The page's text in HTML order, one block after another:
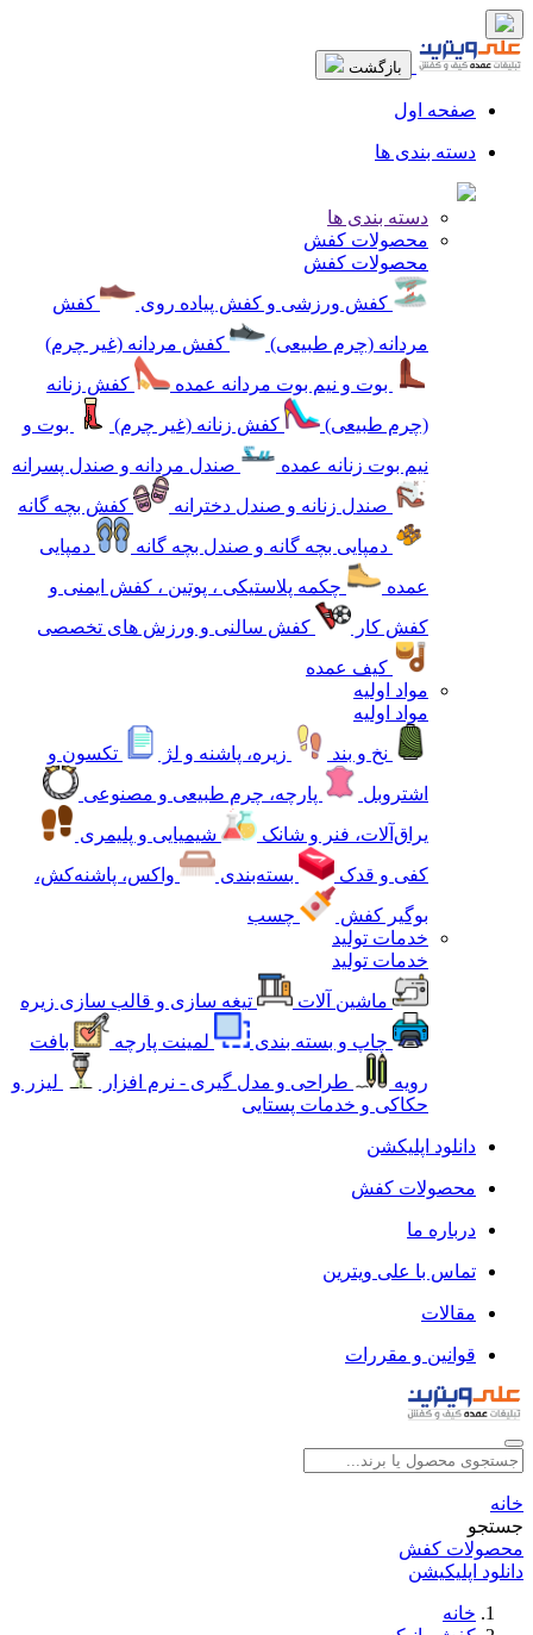
بازگشت
صفحه اول
دسته بندی ها
دسته بندی ها
محصولات کفش
محصولات کفش
کفش ورزشی و کفش پیاده روی
کفش
مردانه (چرم طبیعی)
کفش مردانه (غیر چرم)
بوت و نیم بوت مردانه عمده
کفش زنانه
(چرم طبیعی)
کفش زنانه (غیر چرم)
بوت و
نیم بوت زنانه عمده
صندل مردانه و صندل پسرانه
صندل زنانه و صندل دخترانه
کفش بچه گانه
دمپایی بچه گانه و صندل بچه گانه
دمپایی
عمده
چکمه پلاستیکی ، پوتین ، کفش ایمنی و
کفش کار
کفش سالنی و ورزش های تخصصی
کیف عمده
مواد اولیه
مواد اولیه
نخ و بند
زیره، پاشنه و لژ
تکسون و
اشتروبل
پارچه، چرم طبیعی و مصنوعی
یراق‌آلات، فنر و شانک
شیمیایی و پلیمری
کفی و قدک
بسته‌بندی
واکس، پاشنه‌کش،
بوگیر کفش
چسب
خدمات تولید
خدمات تولید
ماشین آلات
تیغه سازی و قالب سازی زیره
چاپ و بسته بندی
لمینت پارچه
بافت
رویه
طراحی و مدل گیری - نرم افزار
لیزر و
حکاکی و خدمات پستایی
دانلود اپلیکشن
محصولات کفش
درباره ما
تماس با علی ویترین
مقالات
قوانین و مقررات
خانه
جستجو
محصولات کفش
دانلود اپلیکیشن
خانه